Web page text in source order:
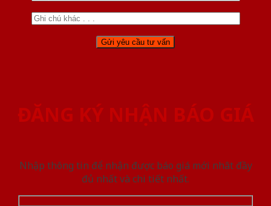
ĐĂNG KÝ NHẬN BÁO GIÁ
Nhập thông tin để nhận được báo giá mới nhât đầy
đủ nhất và chi tiết nhất.